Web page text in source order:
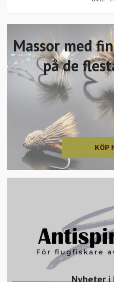
Massor med
på de
KÖP
Nyheter i